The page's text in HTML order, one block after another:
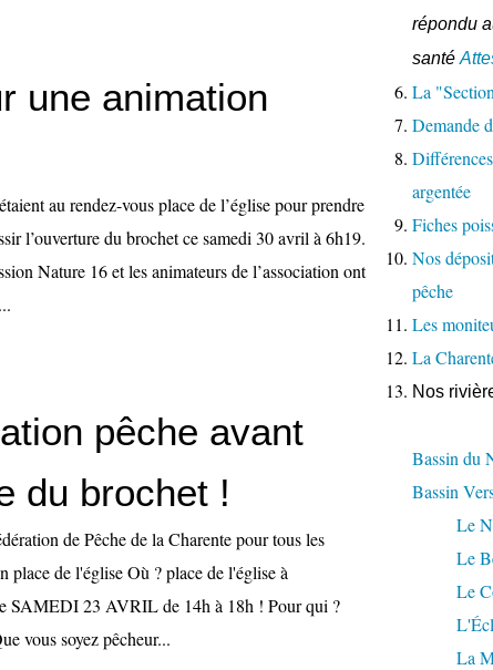
une animation
au rendez-vous place de l’église pour prendre
l’ouverture du brochet ce samedi 30 avril à 6h19.
Nature 16 et les animateurs de l’association ont
pêche avant
du brochet !
de Pêche de la Charente pour tous les
place de l'église Où ? place de l'église à
SAMEDI 23 AVRIL de 14h à 18h ! Pour qui ?
vous soyez pêcheur...
répondu
santé
La
Demande
argentée
Fiches
Nos
pêche
Les
La
Nos
Bassin du
Bassin
Le
Le
Le
La